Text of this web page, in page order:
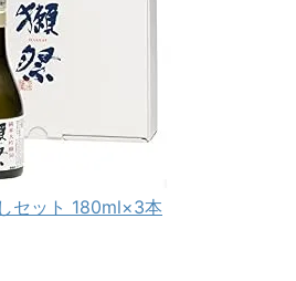
セット 180ml×3本